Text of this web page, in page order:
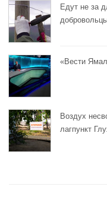
Едут не за
«Вести
Воздух
лагпункт